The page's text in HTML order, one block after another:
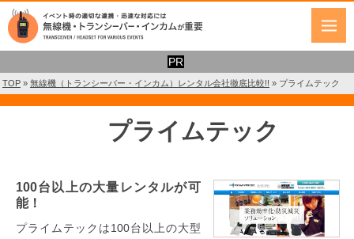
TOP » 無線機（トランシーバー・インカム）レンタル会社徹底比較!! » プライムテック
プライムテック
100台以上の大量レンタルが可
能！
プライムテックは100台以上の大型